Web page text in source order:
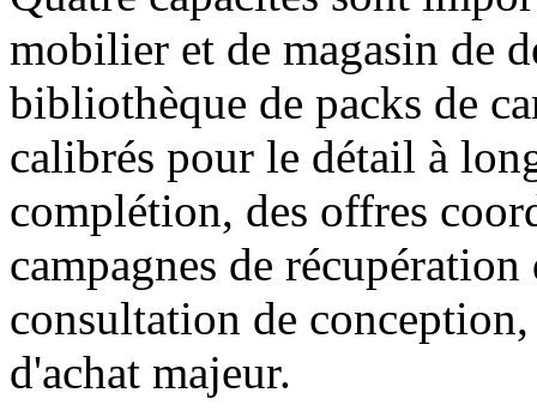
mobilier et de magasin de
bibliothèque de packs de
calibrés pour le détail à
complétion, des offres
campagnes de
consultation de
d'achat majeur.